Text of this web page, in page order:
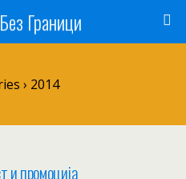
Граници
› 2014
и промоција